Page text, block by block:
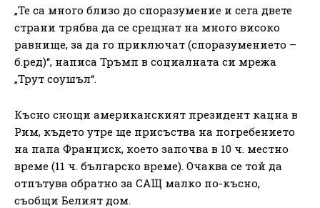
„Те са много близо до споразумение и сега двете
страни трябва да се срещнат на много високо
равнище, за да го приключат (споразумението –
б.ред)“, написа Тръмп в социалната си мрежа
„Трут соушъл“.
Късно снощи американският президент кацна в
Рим, където утре ще присъства на погребението
на папа Франциск, което започва в 10 ч. местно
време (11 ч. българско време). Очаква се той да
отпътува обратно за САЩ малко по-късно,
съобщи Белият дом.